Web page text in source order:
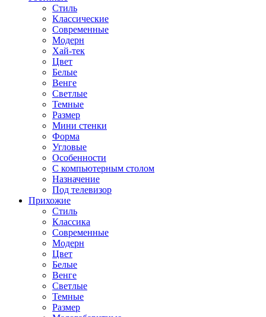
Стиль
Классические
Современные
Модерн
Хай-тек
Цвет
Белые
Венге
Светлые
Темные
Размер
Мини стенки
Форма
Угловые
Особенности
С компьютерным столом
Назначение
Под телевизор
Прихожие
Стиль
Классика
Современные
Модерн
Цвет
Белые
Венге
Светлые
Темные
Размер